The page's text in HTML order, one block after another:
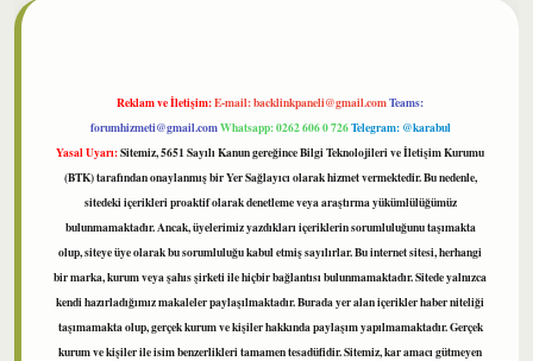
Reklam ve İletişim:E-mail:backlinkpaneli@gmail.comTeams:
forumhizmeti@gmail.comWhatsapp: 0262 606 0 726Telegram: @karabul
Yasal Uyarı:Sitemiz, 5651 Sayılı Kanun gereğince Bilgi Teknolojileri ve İletişim Kurumu
(BTK) tarafından onaylanmış bir Yer Sağlayıcı olarak hizmet vermektedir. Bu nedenle,
sitedeki içerikleri proaktif olarak denetleme veya araştırma yükümlülüğümüz
bulunmamaktadır. Ancak, üyelerimiz yazdıkları içeriklerin sorumluluğunu taşımakta
olup, siteye üye olarak bu sorumluluğu kabul etmiş sayılırlar. Bu internet sitesi, herhangi
bir marka, kurum veya şahıs şirketi ile hiçbir bağlantısı bulunmamaktadır. Sitede yalnızca
kendi hazırladığımız makaleler paylaşılmaktadır. Burada yer alan içerikler haber niteliği
taşımamakta olup, gerçek kurum ve kişiler hakkında paylaşım yapılmamaktadır. Gerçek
kurum ve kişiler ile isim benzerlikleri tamamen tesadüfidir. Sitemiz, kar amacı gütmeyen